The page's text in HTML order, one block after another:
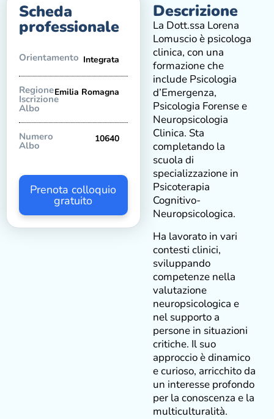
Scheda
professionale
Orientamento Integrata
Regione
Iscrizione
Albo
Emilia Romagna
Numero
Albo
10640
Prenota colloquio
gratuito
Descrizione
La Dott.ssa Lorena
Lomuscio è psicologa
clinica, con una
formazione che
include Psicologia
d’Emergenza,
Psicologia Forense e
Neuropsicologia
Clinica. Sta
completando la
scuola di
specializzazione in
Psicoterapia
Cognitivo-
Neuropsicologica.
Ha lavorato in vari
contesti clinici,
sviluppando
competenze nella
valutazione
neuropsicologica e
nel supporto a
persone in situazioni
critiche. Il suo
approccio è dinamico
e curioso, arricchito da
un interesse profondo
per la conoscenza e la
multiculturalità.